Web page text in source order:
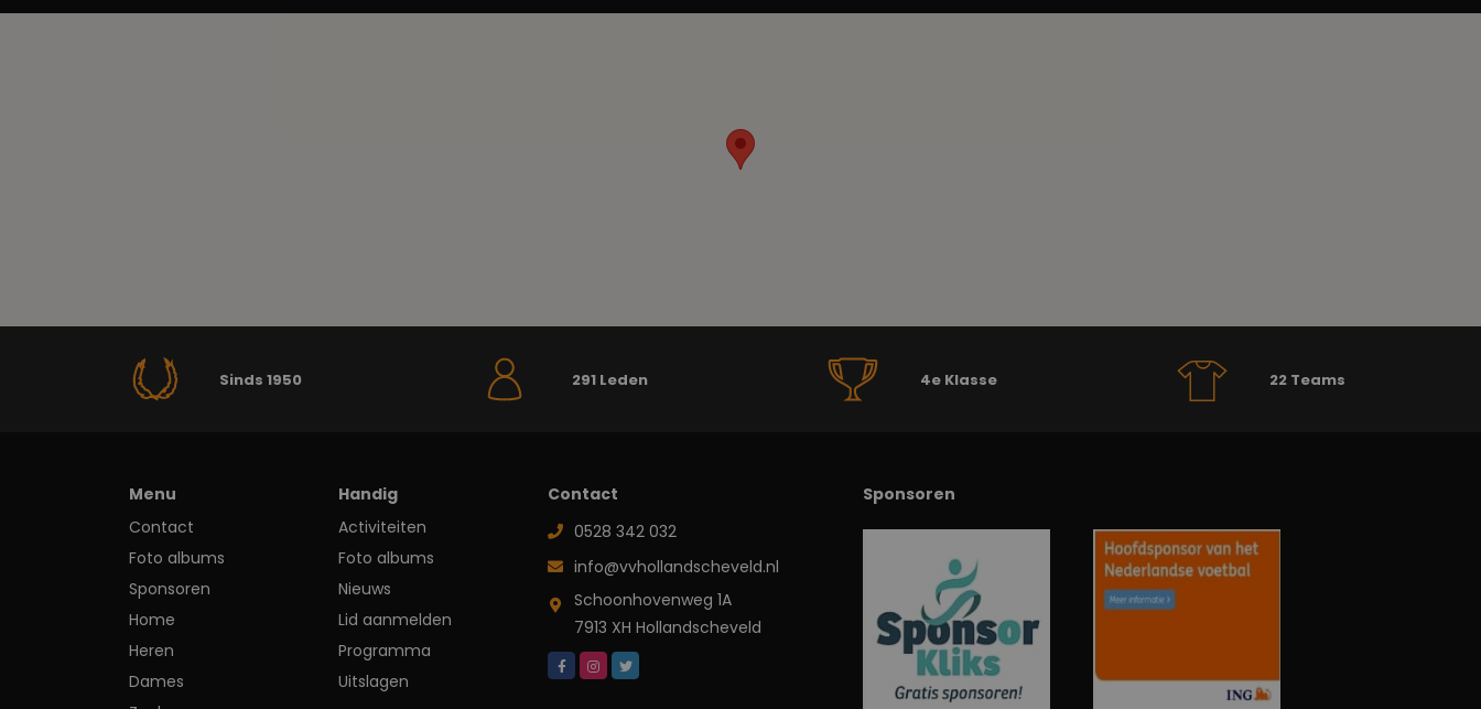
Sinds 1950 291 Leden 4e Klasse 22 Teams
Menu
Contact
Foto albums
Sponsoren
Home
Heren
Dames
Handig
Activiteiten
Foto albums
Nieuws
Lid aanmelden
Programma
Uitslagen
Contact
0528 342 032
info@vvhollandscheveld.nl
Schoonhovenweg 1A
7913 XH Hollandscheveld
Sponsoren